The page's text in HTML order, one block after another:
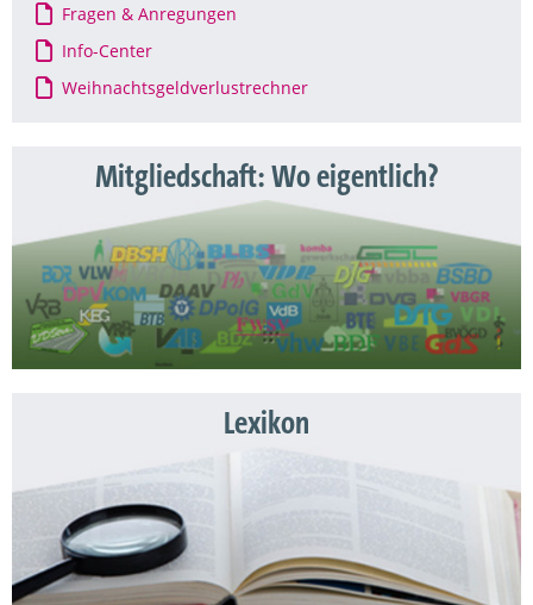
Fragen & Anregungen
Info-Center
Weihnachtsgeldverlustrechner
Mitgliedschaft: Wo eigentlich?
Lexikon